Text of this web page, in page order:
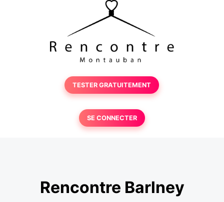
TESTER GRATUITEMENT
SE CONNECTER
Rencontre Barlney